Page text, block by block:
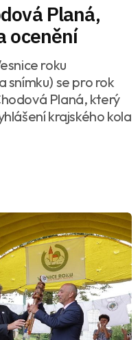
Planá,
ocenění
roku
snímku) se pro rok
Planá, který
krajského kola